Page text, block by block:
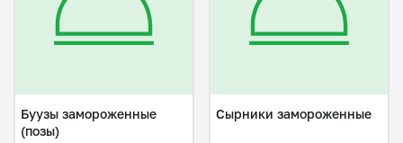
Буузы замороженные
(позы)
Сырники замороженные